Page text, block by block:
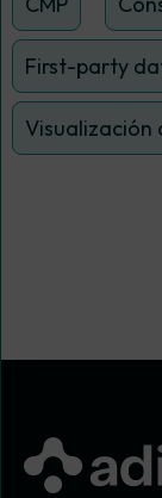
First-party
Visualización